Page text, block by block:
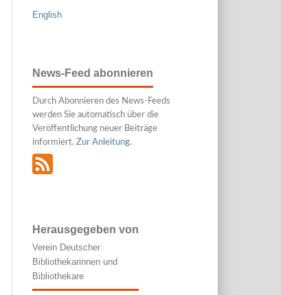
English
News-Feed abonnieren
Durch Abonnieren des News-Feeds
werden Sie automatisch über die
Veröffentlichung neuer Beiträge
informiert. Zur Anleitung.
Herausgegeben von
Verein Deutscher
Bibliothekarinnen und
Bibliothekare